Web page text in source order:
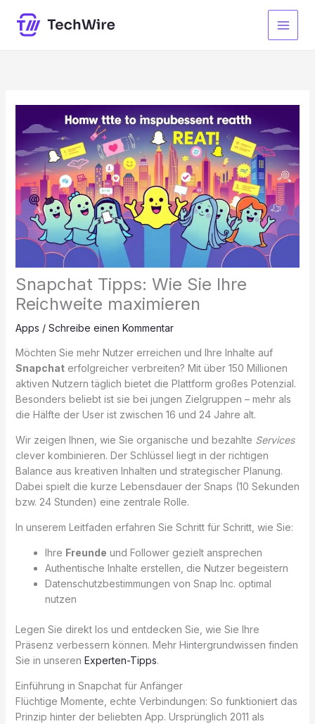
Inhalt
springen
Snapchat Tipps: Wie Sie Ihre
Reichweite maximieren
Apps / Schreibe einen Kommentar
Möchten Sie mehr Nutzer erreichen und Ihre Inhalte auf
Snapchaterfolgreicher verbreiten? Mit über 150 Millionen
aktiven Nutzern täglich bietet die Plattform großes Potenzial.
Besonders beliebt ist sie bei jungen Zielgruppen – mehr als
die Hälfte der User ist zwischen 16 und 24 Jahre alt.
Wir zeigen Ihnen, wie Sie organische und bezahlte Services
clever kombinieren. Der Schlüssel liegt in der richtigen
Balance aus kreativen Inhalten und strategischer Planung.
Dabei spielt die kurze Lebensdauer der Snaps (10 Sekunden
bzw. 24 Stunden) eine zentrale Rolle.
In unserem Leitfaden erfahren Sie Schritt für Schritt, wie Sie:
Ihre Freunde und Follower gezielt ansprechen
Authentische Inhalte erstellen, die Nutzer begeistern
Datenschutzbestimmungen von Snap Inc. optimal
nutzen
Legen Sie direkt los und entdecken Sie, wie Sie Ihre
Präsenz verbessern können. Mehr Hintergrundwissen finden
Sie in unseren Experten-Tipps.
Einführung in Snapchat für Anfänger
Flüchtige Momente, echte Verbindungen: So funktioniert das
Prinzip hinter der beliebten App. Ursprünglich 2011 als